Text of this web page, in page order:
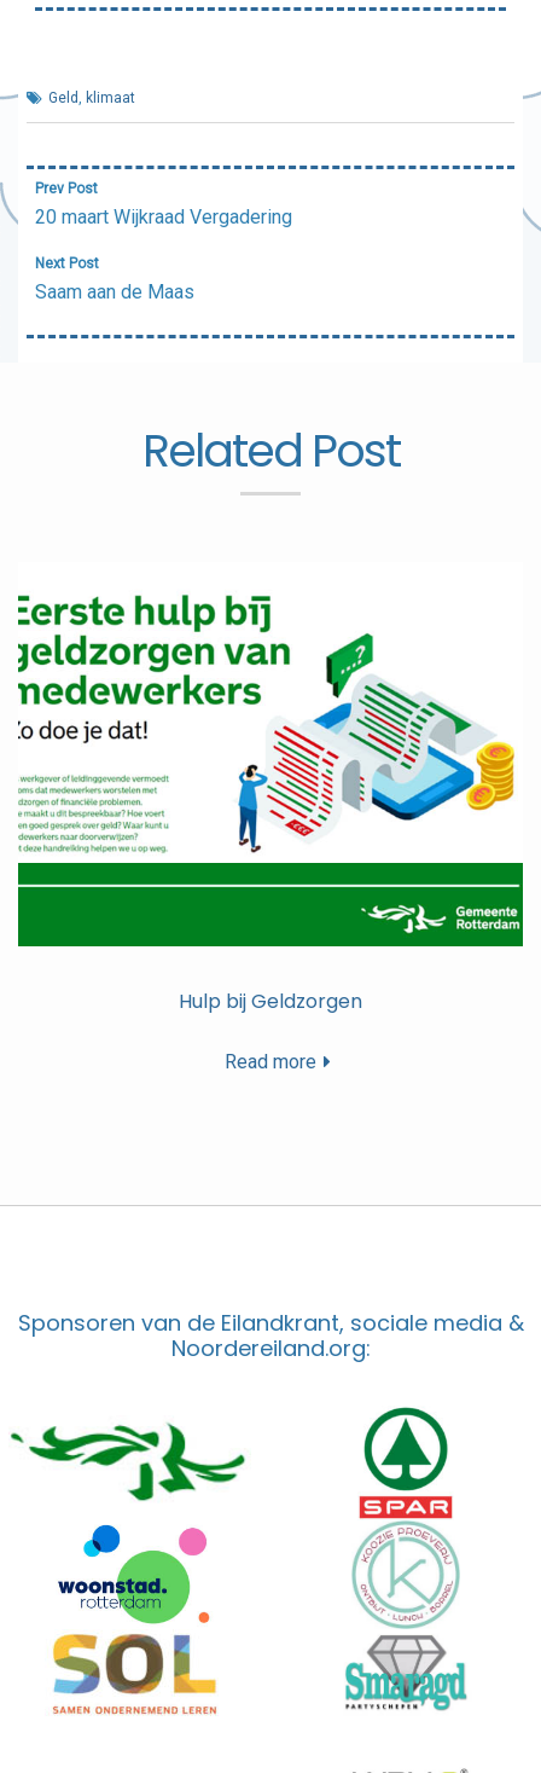
Geld, klimaat
Bericht
navigatie
Prev Post
20 maart Wijkraad Vergadering
Next Post
Saam aan de Maas
Related Post
Hulp bij Geldzorgen
Read more
Sponsoren van de Eilandkrant, sociale media &
Noordereiland.org: